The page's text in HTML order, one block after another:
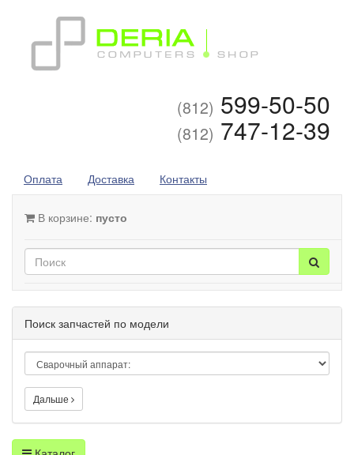
(812) 599-50-50
(812) 747-12-39
Оплата Доставка Контакты
В корзине: пусто
Поиск запчастей по модели
Дальше